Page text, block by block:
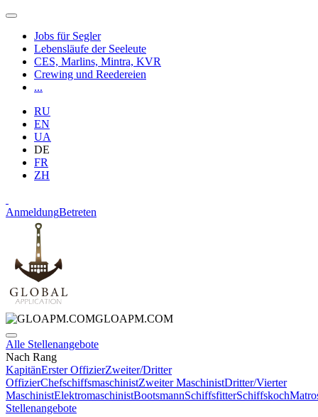
Jobs für Segler
Lebensläufe der Seeleute
CES, Marlins, Mintra, KVR
Crewing und Reedereien
...
RU
EN
UA
DE
FR
ZH
AnmeldungBetreten
GLOAPM.COM
Alle Stellenangebote
Nach Rang
KapitänErster OffizierZweiter/Dritter
OffizierChefschiffsmaschinistZweiter MaschinistDritter/Vierter
MaschinistElektromaschinistBootsmannSchiffsfitterSchiffskoch
Stellenangebote